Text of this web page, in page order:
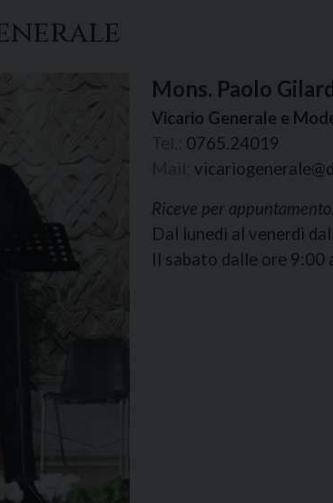
Mons. Paolo
Vicario Generale e
0765.24019
Riceve per appuntamento.
Dal lunedì al venerdì
Il sabato dalle ore 9:00